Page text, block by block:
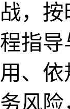
战，
程指
用、
务风